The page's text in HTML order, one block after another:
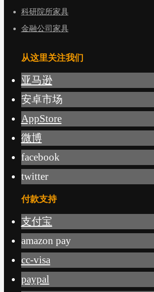
科研院所家具
金融公司家具
从这里关注我们
亚马逊
安卓市场
AppStore
微博
facebook
twitter
付款支持
支付宝
amazon pay
cc-visa
paypal